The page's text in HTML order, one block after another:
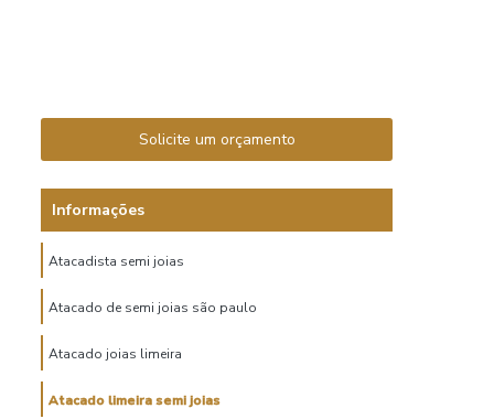
Solicite um orçamento
Informações
Atacadista semi joias
Atacado de semi joias são paulo
Atacado joias limeira
Atacado limeira semi joias